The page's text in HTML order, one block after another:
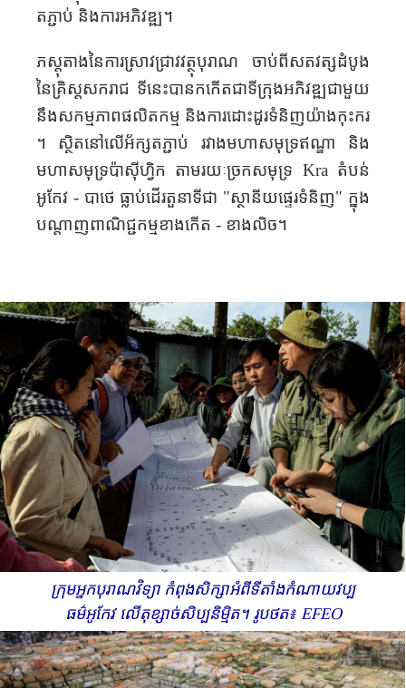
តភ្ជាប់ និងការអភិវឌ្ឍ។
ភស្តុតាងនៃ​ការ​ស្រាវ​ជ្រាវ​វត្ថុបុរាណ​ ចាប់ពីសតវត្សដំបូង
នៃគ្រិស្តសករាជ ទីនេះបានកកើត​​ជាទីក្រុងអភិវឌ្ឍជាមួយ​
នឹង​សកម្មភាពផលិតកម្ម និងការដោះដូរទំនិញយ៉ាងកុះករ​
។ ស្ថិតនៅលើអ័ក្សតភ្ជាប់ រវាងមហាសមុទ្រឥណ្ឌា និង
មហាសមុទ្រប៉ាស៊ីហ្វិក តាមរយៈច្រកសមុទ្រ Kra តំបន់
អូកែវ - បាថេ ធ្លាប់ដើរតួនាទីជា "ស្ថានីយផ្ទេរទំនិញ" ក្នុង
បណ្តាញពាណិជ្ជកម្មខាងកើត - ខាងលិច។
ក្រុមអ្នកបុរាណវិទ្យា កំពុងសិក្សាអំពីទីតាំងកំណាយ​​វប្ប
ធម៌អូកែវ លើតុខ្សាច់​សិប្បនិម្មិត។ រូបថត៖ EFEO